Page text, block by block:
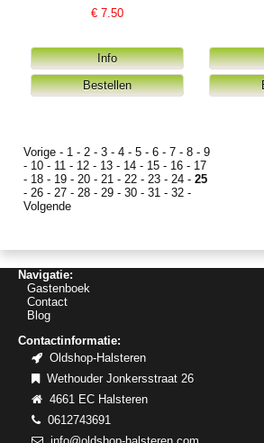
€7.50
Vorige - 1 - 2 - 3 - 4 - 5 - 6 - 7 - 8 - 9
- 10 - 11 - 12 - 13 - 14 - 15 - 16 - 17
- 18 - 19 - 20 - 21 - 22 - 23 - 24 - 25
- 26 - 27 - 28 - 29 - 30 - 31 - 32 -
Volgende
Navigatie:
Gastenboek
Contact
Blog
Contactinformatie:
Oldshop-Halsteren
Wethouder Jonkersstraat 26
4661 EC Halsteren
0612743691